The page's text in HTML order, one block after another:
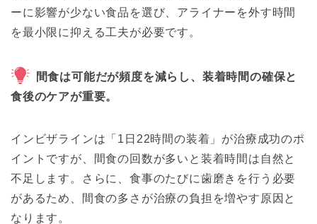
ーに影響が少ない食品を選び、アライナーを外す時間
を最小限に抑える工夫が必要です。
間食は可能だが頻度を減らし、装着時間の確保と
食後のケアが重要。
インビザラインは「1日22時間の装着」が治療成功のポ
イントですが、間食の回数が多いと装着時間は自然と
不足します。さらに、食事のたびに歯磨きを行う必要
があるため、間食の多さが治療の負担を増やす原因と
なります。